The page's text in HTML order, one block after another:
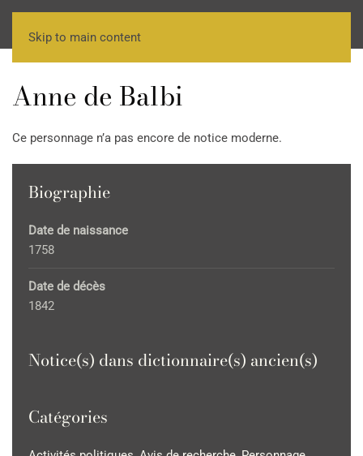
Skip to main content
Anne de Balbi
Ce personnage n’a pas encore de notice moderne.
Biographie
Date de naissance
1758
Date de décès
1842
Notice(s) dans dictionnaire(s) ancien(s)
Catégories